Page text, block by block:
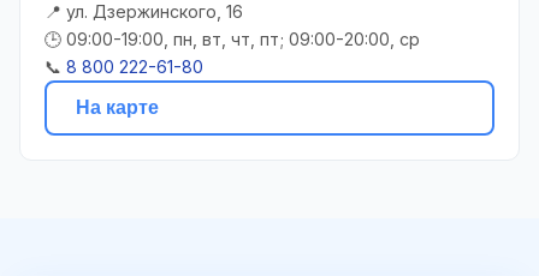
📍 ул. Дзержинского, 16
🕒 09:00-19:00, пн, вт, чт, пт; 09:00-20:00, ср
📞 8 800 222-61-80
На карте